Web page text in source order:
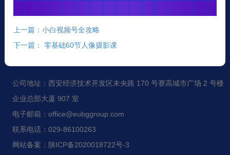
上一篇：小白视频号全攻略
下一篇： 零基础60节人像摄影课
公司地址：西安经济技术开发区未央路 170 号赛高城市广场 2 号楼
企业总部大厦 907 室
电子邮箱：office@eubggroup.com
联系电话：029-86100263
网站备案：陕ICP备2020018722号-3